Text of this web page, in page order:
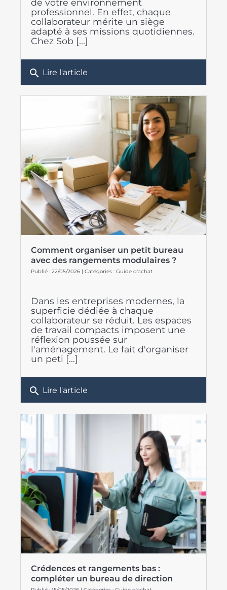
de votre environnement
professionnel. En effet, chaque
collaborateur mérite un siège
adapté à ses missions quotidiennes.
Chez Sob [...]
search Lire l'article
Comment organiser un petit bureau
avec des rangements modulaires ?
Publié : 22/05/2026 | Catégories : Guide d'achat
Dans les entreprises modernes, la
superficie dédiée à chaque
collaborateur se réduit. Les espaces
de travail compacts imposent une
réflexion poussée sur
l'aménagement. Le fait d'organiser
un peti [...]
search Lire l'article
Crédences et rangements bas :
compléter un bureau de direction